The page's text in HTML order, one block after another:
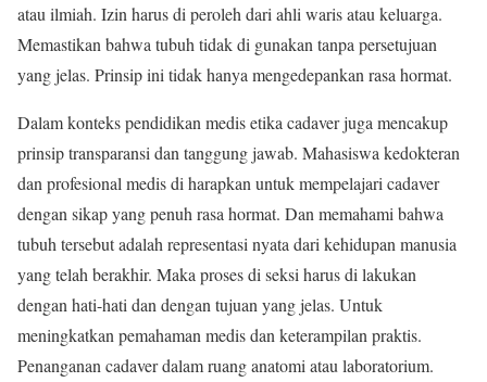
atau ilmiah. Izin harus di peroleh dari ahli waris atau keluarga.
Memastikan bahwa tubuh tidak di gunakan tanpa persetujuan
yang jelas. Prinsip ini tidak hanya mengedepankan rasa hormat.
Dalam konteks pendidikan medis etika cadaver juga mencakup
prinsip transparansi dan tanggung jawab. Mahasiswa kedokteran
dan profesional medis di harapkan untuk mempelajari cadaver
dengan sikap yang penuh rasa hormat. Dan memahami bahwa
tubuh tersebut adalah representasi nyata dari kehidupan manusia
yang telah berakhir. Maka proses di seksi harus di lakukan
dengan hati-hati dan dengan tujuan yang jelas. Untuk
meningkatkan pemahaman medis dan keterampilan praktis.
Penanganan cadaver dalam ruang anatomi atau laboratorium.